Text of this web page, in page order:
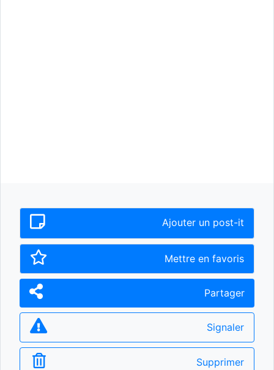
Ajouter un post-it
Mettre en favoris
Partager
Signaler
Supprimer